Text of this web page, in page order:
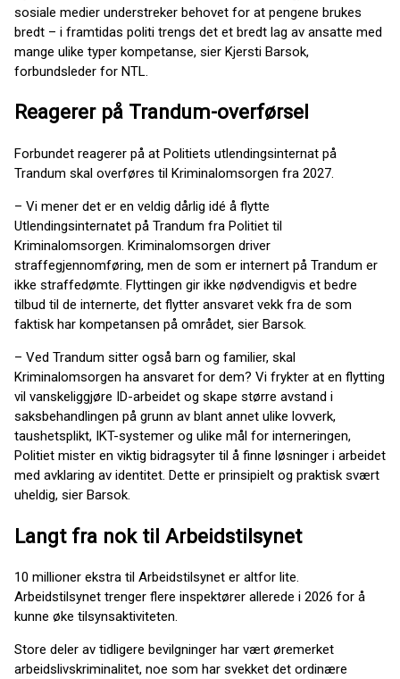
sosiale medier understreker behovet for at pengene brukes
bredt – i framtidas politi trengs det et bredt lag av ansatte med
mange ulike typer kompetanse, sier Kjersti Barsok,
forbundsleder for NTL.
Reagerer på Trandum-overførsel
Forbundet reagerer på at Politiets utlendingsinternat på
Trandum skal overføres til Kriminalomsorgen fra 2027.
– Vi mener det er en veldig dårlig idé å flytte
Utlendingsinternatet på Trandum fra Politiet til
Kriminalomsorgen. Kriminalomsorgen driver
straffegjennomføring, men de som er internert på Trandum er
ikke straffedømte. Flyttingen gir ikke nødvendigvis et bedre
tilbud til de internerte, det flytter ansvaret vekk fra de som
faktisk har kompetansen på området, sier Barsok.
– Ved Trandum sitter også barn og familier, skal
Kriminalomsorgen ha ansvaret for dem? Vi frykter at en flytting
vil vanskeliggjøre ID-arbeidet og skape større avstand i
saksbehandlingen på grunn av blant annet ulike lovverk,
taushetsplikt, IKT-systemer og ulike mål for interneringen,
Politiet mister en viktig bidragsyter til å finne løsninger i arbeidet
med avklaring av identitet. Dette er prinsipielt og praktisk svært
uheldig, sier Barsok.
Langt fra nok til Arbeidstilsynet
10 millioner ekstra til Arbeidstilsynet er altfor lite.
Arbeidstilsynet trenger flere inspektører allerede i 2026 for å
kunne øke tilsynsaktiviteten.
Store deler av tidligere bevilgninger har vært øremerket
arbeidslivskriminalitet, noe som har svekket det ordinære